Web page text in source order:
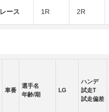
レース 1R 2R
車番
選手名
年齢/期
LG
ハンデ
試走T
試走偏差